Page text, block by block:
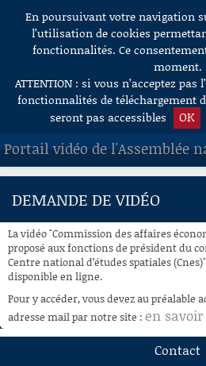
Aller au contenu
En poursuivant votre navigation
l’utilisation de cookies
fonctionnalités. Ce
moment.
ATTENTION : si vous n’acceptez
fonctionnalités de téléchargement
seront pas accessibles
OK
Portail vidéo de l'Assemblée
ACCUEIL
À LA DEMANDE
RECHERCHE
AIDE À LA DÉCOUPE
DE VIDÉOS
DEMANDE DE VIDÉO
La vidéo "Commission des affaires
proposé aux fonctions de président du
Centre national d’études spatiales
disponible en ligne.
Pour y accéder, vous devez au préalable
adresse mail par notre site : en
Contact